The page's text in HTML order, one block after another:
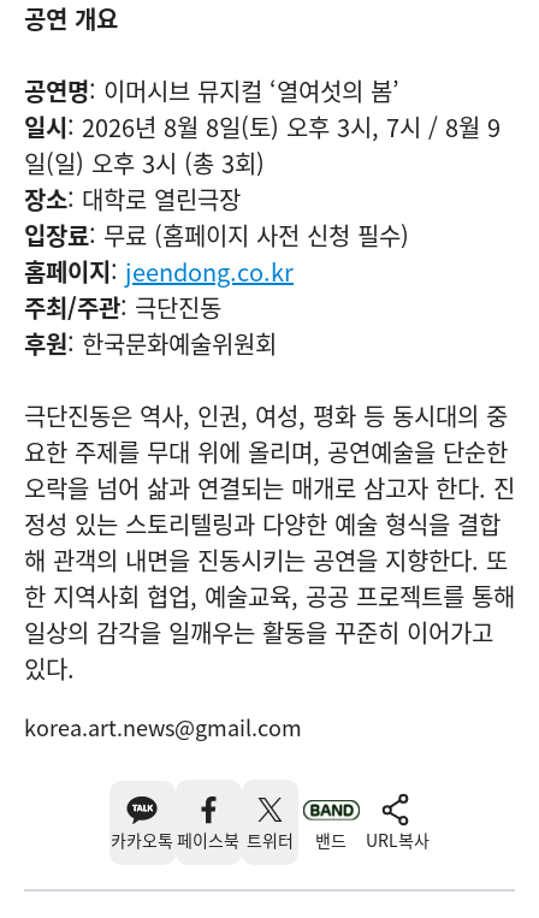
공연 개요
공연명: 이머시브 뮤지컬 ‘열여섯의 봄’
일시: 2026년 8월 8일(토) 오후 3시, 7시 / 8월 9
일(일) 오후 3시 (총 3회)
장소: 대학로 열린극장
입장료: 무료 (홈페이지 사전 신청 필수)
홈페이지: jeendong.co.kr
주최/주관: 극단진동
후원: 한국문화예술위원회
극단진동은 역사, 인권, 여성, 평화 등 동시대의 중
요한 주제를 무대 위에 올리며, 공연예술을 단순한
오락을 넘어 삶과 연결되는 매개로 삼고자 한다. 진
정성 있는 스토리텔링과 다양한 예술 형식을 결합
해 관객의 내면을 진동시키는 공연을 지향한다. 또
한 지역사회 협업, 예술교육, 공공 프로젝트를 통해
일상의 감각을 일깨우는 활동을 꾸준히 이어가고
있다.
korea.art.news@gmail.com
카카오톡 페이스북 트위터 밴드 URL복사